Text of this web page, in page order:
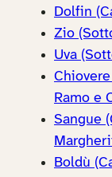
Dolfin
Zio
Uva
Ramo e
Sangue
Boldù